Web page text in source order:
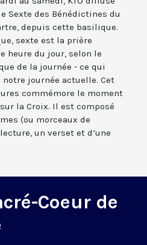
Sexte des Bénédictines du
depuis cette basilique.
sexte est la prière
heure du jour, selon le
de la journée - ce qui
journée actuelle. Cet
commémore le moment
la Croix. Il est composé
(ou morceaux de
un verset et d’une
Coeur de